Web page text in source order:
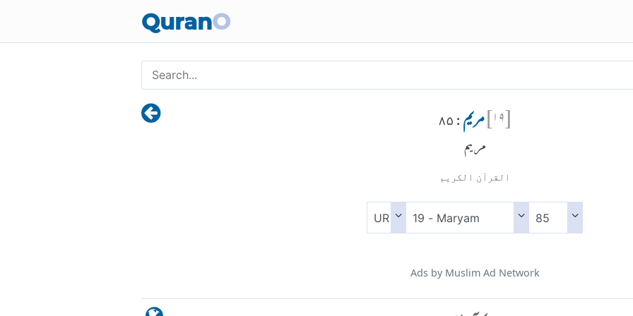
QuranO
[۱۹]مریم : ۸۵
مريم
القرآن الكريم
Ads by Muslim Ad Network